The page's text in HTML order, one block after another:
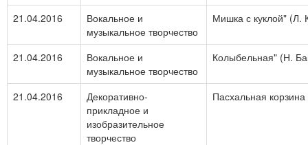
21.04.2016
Вокальное и
музыкальное творчество
Мишка с куклой" (Л.
21.04.2016
Вокальное и
музыкальное творчество
Колыбельная" (Н.
21.04.2016
Декоративно-
прикладное и
изобразительное
творчество
Пасхальная корзина